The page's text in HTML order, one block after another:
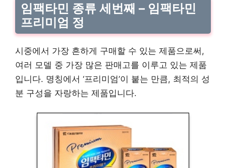
임팩타민 종류 세번째 – 임팩타민
프리미엄 정
시중에서 가장 흔하게 구매할 수 있는 제품으로써,
여러 모델 중 가장 많은 판매고를 이루고 있는 제품
입니다. 명칭에서 ‘프리미엄’이 붙는 만큼, 최적의 성
분 구성을 자랑하는 제품입니다.